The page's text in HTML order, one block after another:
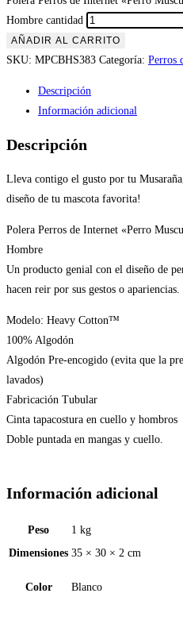
Hombre cantidad
AÑADIR AL CARRITO
SKU: MPCBHS383 Categoría: Perros
Descripción
Información adicional
Descripción
Lleva contigo el gusto por tu
diseño de tu mascota favorita!
Polera Perros de Internet «Perro
Hombre
Un producto genial con el diseño de
hacen reir por sus gestos o apariencias.
Modelo: Heavy Cotton™
100% Algodón
Algodón Pre-encogido (evita que la
lavados)
Fabricación Tubular
Cinta tapacostura en cuello y hombros
Doble puntada en mangas y cuello.
Información adicional
Peso
1 kg
Dimensiones 35 × 30 × 2 cm
Color Blanco